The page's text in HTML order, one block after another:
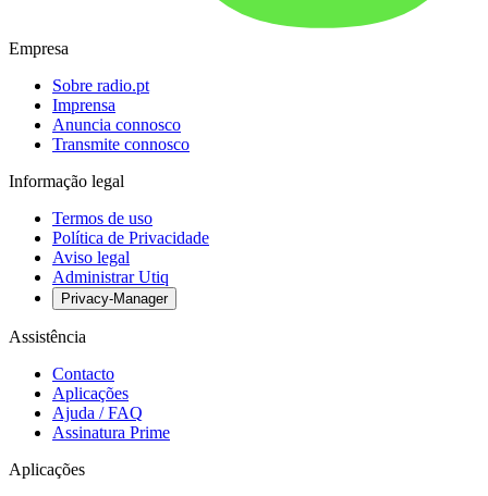
Empresa
Sobre radio.pt
Imprensa
Anuncia connosco
Transmite connosco
Informação legal
Termos de uso
Política de Privacidade
Aviso legal
Administrar Utiq
Privacy-Manager
Assistência
Contacto
Aplicações
Ajuda / FAQ
Assinatura Prime
Aplicações